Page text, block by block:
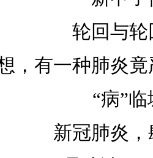
轮回与
，有一种肺炎
“病”
新冠肺炎